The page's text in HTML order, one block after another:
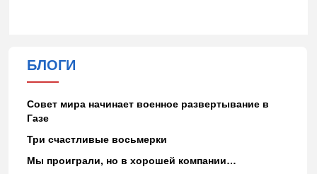
БЛОГИ
Совет мира начинает военное развертывание в
Газе
Три счастливые восьмерки
Мы проиграли, но в хорошей компании…